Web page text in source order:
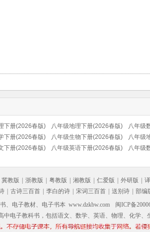
下册(2026春版) 八年级地理下册(2026春版) 八年级
下册(2026春版) 八年级生物下册(2026春版)
八年级
(商务星
下册(2026春版)
八年级英语下册(2026春版) 八年级
冀教版 浙教版 粤教版 湘教版 仁爱版 外研版
古诗三百首 李白的诗 宋词三百首 送别诗 部编
、电子教材、电子书本 www.dzkbw.com 闽ICP备
中电子教科书，包括语文、数学、英语、物理、化学、